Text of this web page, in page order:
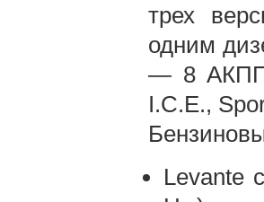
трех
одним
— 8 АКПП
I.C.E.,
Levante